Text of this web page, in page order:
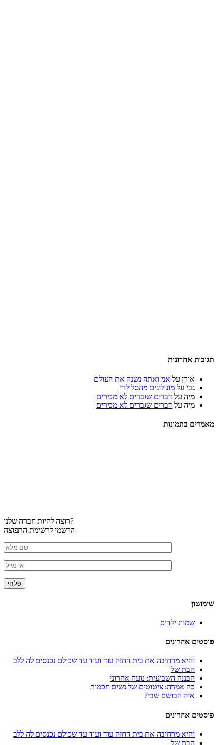
תגובות אחרונות
אורן על אני ואתה נשנה את העולם
גבי על מונולוגים מהסלולרי
מיה על דברים שגברים לא מכירים
מיה על דברים שגברים לא מכירים
מאמרים בתמונות
רוצה להיות חברה שלנו?
הרשמי לרשימת התפוצה
שימושון
שמות ילדים
פוסטים אחרונים
והיא מרחיבה את בית החזה עוד ועוד עד שכולם נכנסים לה ללב
הבת של
הבננה השבועית: נועה אהרוני
כה אמרה: ציטוטים של נשים חכמות
איה הבושם שבי?
פוסטים אחרונים
והיא מרחיבה את בית החזה עוד ועוד עד שכולם נכנסים לה ללב
הבת של